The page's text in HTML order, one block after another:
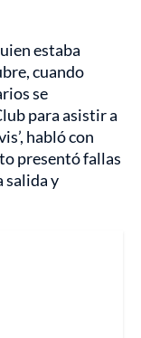
estaba
cuando
se
para asistir a
habló con
presentó fallas
salida y